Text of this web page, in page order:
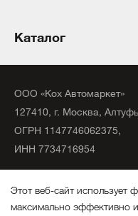
Каталог
ООО «Кох Автомаркет»
127410, г. Москва,
ОГРН 1147746062375,
ИНН 7734716954
Все права защищены.
Этот веб-сайт
максимально эффективно